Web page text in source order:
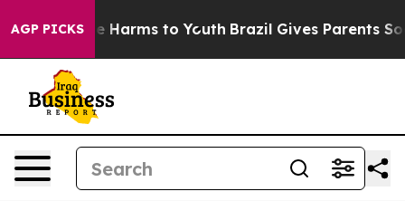
AGP PICKS
to Abate Harms to Youth Brazil Gives Parents